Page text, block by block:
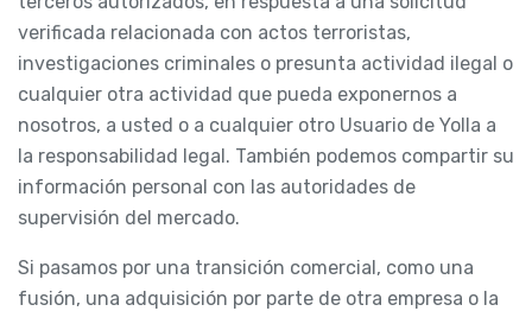
verificada relacionada con actos terroristas,
investigaciones criminales o presunta actividad ilegal o
cualquier otra actividad que pueda exponernos a
nosotros, a usted o a cualquier otro Usuario de Yolla a
la responsabilidad legal. También podemos compartir su
información personal con las autoridades de
supervisión del mercado.
Si pasamos por una transición comercial, como una
fusión, una adquisición por parte de otra empresa o la